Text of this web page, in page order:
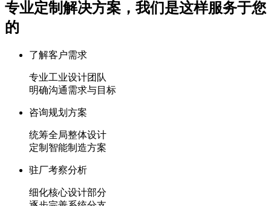
专业定制解决方案，我们是这样服务于您
的
了解客户需求
专业工业设计团队
明确沟通需求与目标
咨询规划方案
统筹全局整体设计
定制智能制造方案
驻厂考察分析
细化核心设计部分